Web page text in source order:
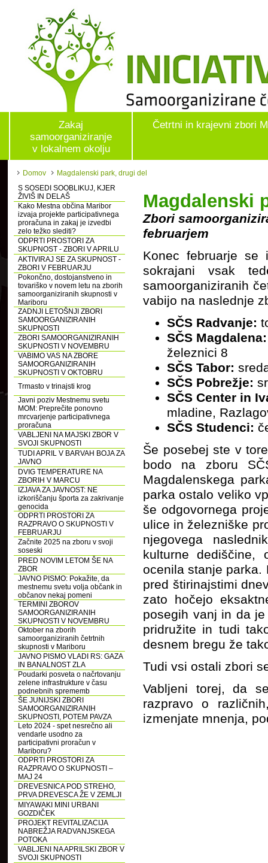
Zakaj
samoorganiziranje
v lokalnem okolju
Četrtni in krajevni zbori
Domov
Magdalenski park, drugi del
S SOSEDI SOOBLIKUJ, KJER
ŽIVIŠ IN DELAŠ
Kako Mestna občina Maribor
izvaja projekte participativnega
proračuna in zakaj je izvedbi
zelo težko slediti?
ODPRTI PROSTORI ZA
SKUPNOST - ZBORI V APRILU
AKTIVIRAJ SE ZA SKUPNOST -
ZBORI V FEBRUARJU
Pokončno, dostojanstveno in
tovariško v novem letu na zborih
samoorganiziranih skupnosti v
Mariboru
ZADNJI LETOŠNJI ZBORI
SAMOORGANIZIRANIH
SKUPNOSTI
ZBORI SAMOORGANIZIRANIH
SKUPNOSTI V NOVEMBRU
VABIMO VAS NA ZBORE
SAMOORGANIZIRANIH
SKUPNOSTI V OKTOBRU
Trmasto v trinajsti krog
Javni poziv Mestnemu svetu
MOM: Preprečite ponovno
mrcvarjenje participativnega
proračuna
VABLJENI NA MAJSKI ZBOR V
SVOJI SKUPNOSTI
TUDI APRIL V BARVAH BOJA ZA
JAVNO
DVIG TEMPERATURE NA
ZBORIH V MARCU
IZJAVA ZA JAVNOST: NE
izkoriščanju športa za zakrivanje
genocida
ODPRTI PROSTORI ZA
RAZPRAVO O SKUPNOSTI V
FEBRUARJU
Začnite 2025 na zboru v svoji
soseski
PRED NOVIM LETOM ŠE NA
ZBOR
JAVNO PISMO: Pokažite, da
mestnemu svetu volja občank in
občanov nekaj pomeni
TERMINI ZBOROV
SAMOORGANIZIRANIH
SKUPNOSTI V NOVEMBRU
Oktober na zborih
samoorganiziranih četrtnih
skupnosti v Mariboru
JAVNO PISMO VLADI RS: GAZA
IN BANALNOST ZLA
Poudarki posveta o načrtovanju
zelene infrastrukture v času
podnebnih sprememb
ŠE JUNIJSKI ZBORI
SAMOORGANIZIRANIH
SKUPNOSTI, POTEM PAVZA
Leto 2024 - spet nesrečno ali
vendarle usodno za
participativni proračun v
Mariboru?
ODPRTI PROSTORI ZA
RAZPRAVO O SKUPNOSTI –
MAJ 24
DREVESNICA POD STREHO,
PRVA DREVESCA ŽE V ZEMLJI
MIYAWAKI MINI URBANI
GOZDIČEK
PROJEKT REVITALIZACIJA
NABREŽJA RADVANJSKEGA
POTOKA
VABLJENI NA APRILSKI ZBOR V
SVOJI SKUPNOSTI
Magdalenski
Zbori
februarjem
Konec februarje se
sokrajani vsak
samoorganiziranih
vabijo na naslednje
SČS Radvanje:
SČS
železnici 8
SČS Tabor:
SČS Pobrežje:
SČS Center in
mladine,
SČS Studenci:
Še posebej ste v
bodo na zboru
Magdalenskega
parka ostalo veliko
še odgovornega
ulice in železniške
njegovega
kulturne
ocenila stanje parka.
pred štirinajstimi
zato hočejo
posegih vanj in da
pridružite in tudi
desnem bregu že
Tudi vsi ostali zbori
Vabljeni torej, da
razpravo o
izmenjate mnenja,